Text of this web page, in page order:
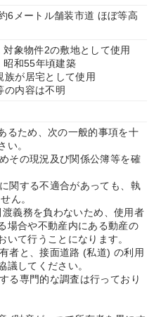
6メートル舗装市道 ほぼ等高
対象物件2の敷地として使用
昭和55年頃建築
族が居宅として使用
の内容は不明
るため、次の一般的事項を十
い。
その現況及び関係公簿等を確
関する不適合があっても、執
ん。
義務を負わないため、使用者
場合や不動産内にある動産の
て行うことになります。
者と、接面道路 (私道) の利用
議してください。
る専門的な調査は行っており